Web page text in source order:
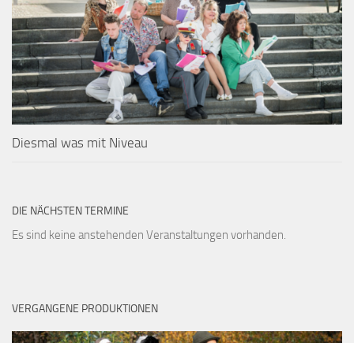
Diesmal was mit Niveau
DIE NÄCHSTEN TERMINE
Es sind keine anstehenden Veranstaltungen vorhanden.
VERGANGENE PRODUKTIONEN